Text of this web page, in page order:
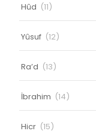
Hûd (11)
Yûsuf (12)
Ra’d (13)
İbrahim (14)
Hicr (15)